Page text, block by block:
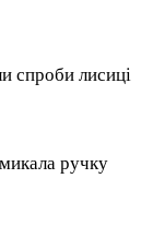
спроби лисиці
ручку